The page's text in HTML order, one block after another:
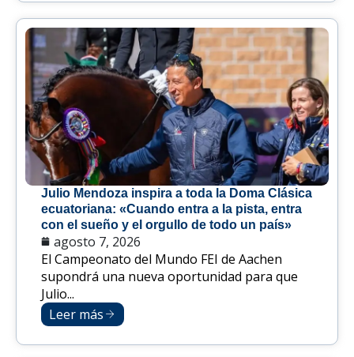
Julio Mendoza inspira a toda la Doma Clásica
ecuatoriana: «Cuando entra a la pista, entra
con el sueño y el orgullo de todo un país»
agosto 7, 2026
El Campeonato del Mundo FEI de Aachen
supondrá una nueva oportunidad para que
Julio...
Leer más